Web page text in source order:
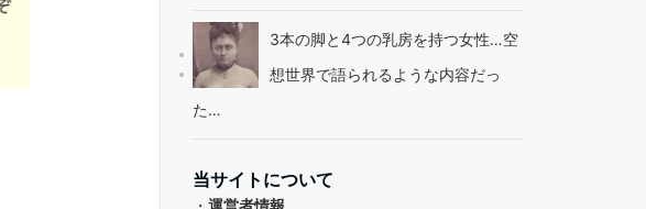
3本の脚と4つの乳房を持つ女性…空
想世界で語られるような内容だっ
た…
当サイトについて
・ 運営者情報